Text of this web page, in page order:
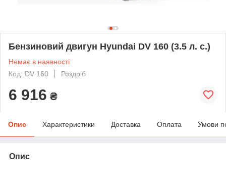
Бензиновий двигун Hyundai DV 160 (3.5 л. с.)
Немає в наявності
Код: DV 160
Роздріб
6 916 ₴
Опис Характеристики Доставка Оплата Умови
Опис